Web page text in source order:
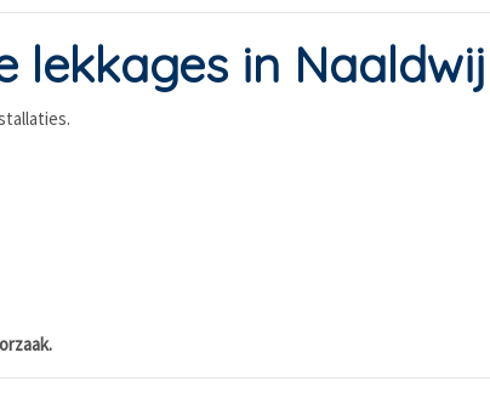
lekkages in